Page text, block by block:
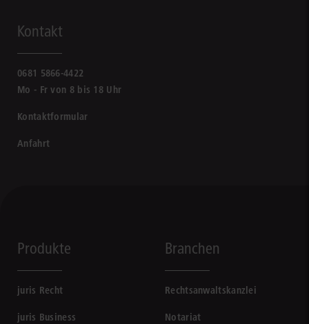
Kontakt
0681 5866-4422
Mo - Fr von 8 bis 18 Uhr
Kontaktformular
Anfahrt
Produkte
juris Recht
juris Business
Branchen
Rechtsanwaltskanzlei
Notariat